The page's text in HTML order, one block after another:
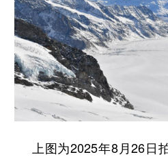
上图为2025年8月26日